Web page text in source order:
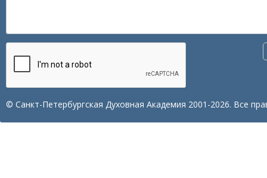
© Санкт-Петербургская Духовная Академия 2001-2026. Все